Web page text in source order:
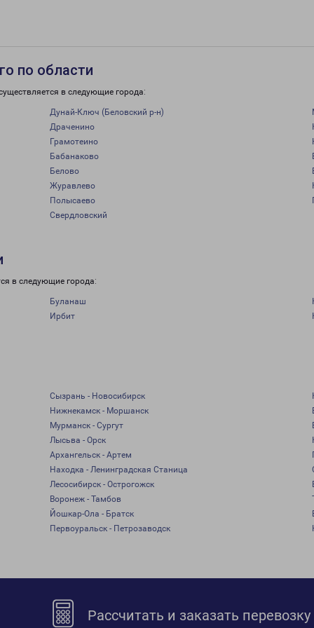
по области
в следующие города:
Дунай-Ключ (Беловский р-н)
Драченино
Грамотеино
Бабанаково
Белово
Журавлево
Полысаево
Свердловский
в следующие города:
Буланаш
Ирбит
Сызрань - Новосибирск
Нижнекамск - Моршанск
Мурманск - Сургут
Лысьва - Орск
Архангельск - Артем
Находка - Ленинградская Станица
Лесосибирск - Острогожск
Воронеж - Тамбов
Йошкар-Ола - Братск
Первоуральск - Петрозаводск
Рассчитать и заказать перевозку